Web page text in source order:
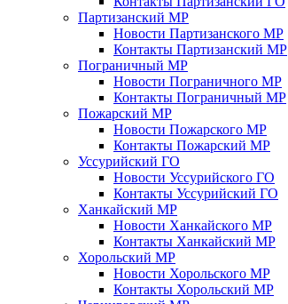
Партизанский МР
Новости Партизанского МР
Контакты Партизанский МР
Пограничный МР
Новости Пограничного МР
Контакты Пограничный МР
Пожарский МР
Новости Пожарского МР
Контакты Пожарский МР
Уссурийский ГО
Новости Уссурийского ГО
Контакты Уссурийский ГО
Ханкайский МР
Новости Ханкайского МР
Контакты Ханкайский МР
Хорольский МР
Новости Хорольского МР
Контакты Хорольский МР